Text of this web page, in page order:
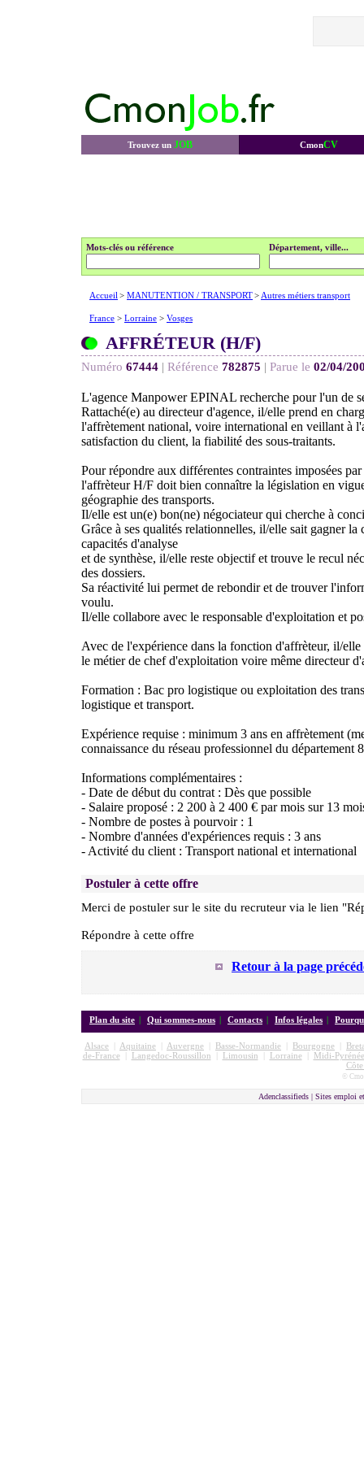
Trouvez un JOB CmonCV
Mots-clés ou référence Département, ville...
Accueil > MANUTENTION / TRANSPORT> Autres métiers transport
France > Lorraine > Vosges
AFFRÉTEUR (H/F)
Numéro 67444 | Référence 782875 | Parue le 02/04/
L'agence Manpower EPINAL recherche pour l'un de
Rattaché(e) au directeur d'agence, il/elle prend en
l'affrètement national, voire international en veillant à
satisfaction du client, la fiabilité des sous-traitants.
Pour répondre aux différentes contraintes imposées
l'affrèteur H/F doit bien connaître la législation en
géographie des transports.
Il/elle est un(e) bon(ne) négociateur qui cherche à
Grâce à ses qualités relationnelles, il/elle sait gagner la
capacités d'analyse
et de synthèse, il/elle reste objectif et trouve le recul
des dossiers.
Sa réactivité lui permet de rebondir et de trouver
voulu.
Il/elle collabore avec le responsable d'exploitation et
Avec de l'expérience dans la fonction d'affrèteur, il/
le métier de chef d'exploitation voire même directeur
Formation : Bac pro logistique ou exploitation des
logistique et transport.
Expérience requise : minimum 3 ans en affrètement
connaissance du réseau professionnel du département
Informations complémentaires :
- Date de début du contrat : Dès que possible
- Salaire proposé : 2 200 à 2 400 € par mois sur 13
- Nombre de postes à pourvoir : 1
- Nombre d'années d'expériences requis : 3 ans
- Activité du client : Transport national et international
Postuler à cette offre
Merci de postuler sur le site du recruteur via le lien
Répondre à cette offre
Retour à la page
Plan du site | Qui sommes-nous | Contacts | Infos légales |
Alsace Aquitaine Auvergne Basse-Normandie Bourgogne
de-France| Langedoc-Roussillon Limousin Lorraine|
Midi-
©
Adenclassifieds | Sites emploi